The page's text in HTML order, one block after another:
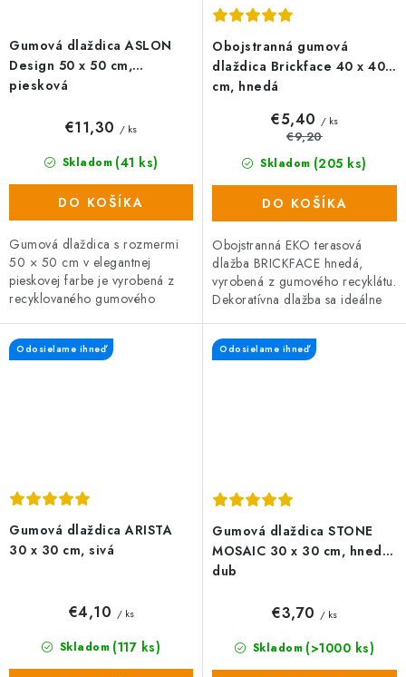
Gumová dlaždica ASLON
Design 50 x 50 cm,
piesková
Skladom (41 ks)
€11,30 / ks
DO KOŠÍKA
Gumová dlaždica s rozmermi
50 × 50 cm v elegantnej
pieskovej farbe je vyrobená z
recyklovaného gumového
povrch, priepustnosť vody a
rýchle...
Obojstranná gumová
dlaždica Brickface 40 x 40
cm, hnedá
Skladom (205 ks)
€5,40 / ks
€9,20
DO KOŠÍKA
Obojstranná EKO terasová
dlažba BRICKFACE hnedá,
vyrobená z gumového recyklátu.
Dekoratívna dlažba sa ideálne
cestu. Na každej strane dlaždice
je...
Gumová dlaždica ARISTA
30 x 30 cm, sivá
Odosielame ihneď
Skladom (117 ks)
€4,10 / ks
Gumová dlaždica STONE
MOSAIC 30 x 30 cm, hnedý
dub
Odosielame ihneď
Skladom (>1000 ks)
€3,70 / ks